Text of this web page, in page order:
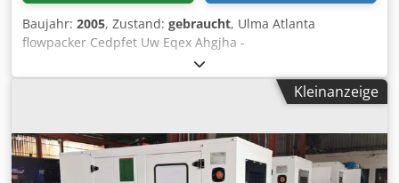
Baujahr: 2005, Zustand: gebraucht, Ulma Atlanta
flowpacker Cedpfet Uw Eqex Ahgjha -
Kleinanzeige